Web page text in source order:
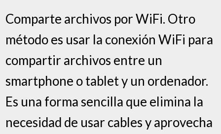
Comparte archivos por WiFi. Otro
método es usar la conexión WiFi para
compartir archivos entre un
smartphone o tablet y un ordenador.
Es una forma sencilla que elimina la
necesidad de usar cables y aprovecha